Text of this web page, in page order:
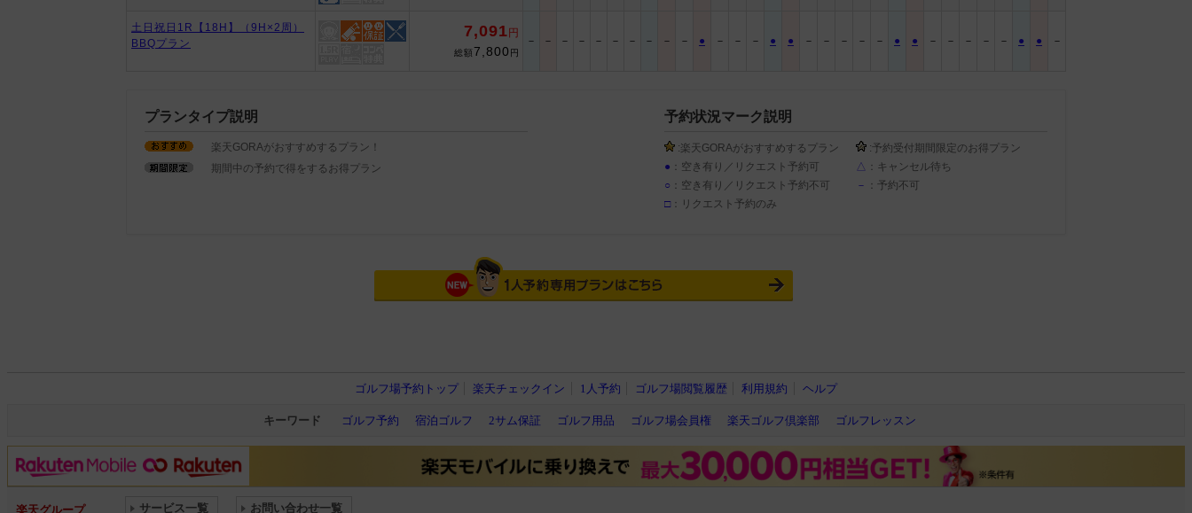
土日祝日1R【18H】（9H×2周）
BBQプラン
7,091 円
総額 7,800 円
－ － － － － － － － － － ● － － － ● ● － － － － － ● ● － － － － － ● ● －
プランタイプ説明
楽天GORAがおすすめするプラン！
期間中の予約で得をするお得プラン
予約状況マーク説明
:楽天GORAがおすすめするプラン
:予約受付期間限定のお得プラン
● ：空き有り／リクエスト予約可 △ ：キャンセル待ち
○ ：空き有り／リクエスト予約不可 － ：予約不可
□ ：リクエスト予約のみ
ゴルフ場予約トップ 楽天チェックイン 1人予約 ゴルフ場閲覧履歴 利用規約 ヘルプ
キーワード ゴルフ予約 宿泊ゴルフ 2サム保証 ゴルフ用品 ゴルフ場会員権 楽天ゴルフ倶楽部 ゴルフレッスン
楽天グループ サービス一覧 お問い合わせ一覧